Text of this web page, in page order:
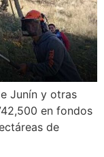
Junín y otras
en fondos
de